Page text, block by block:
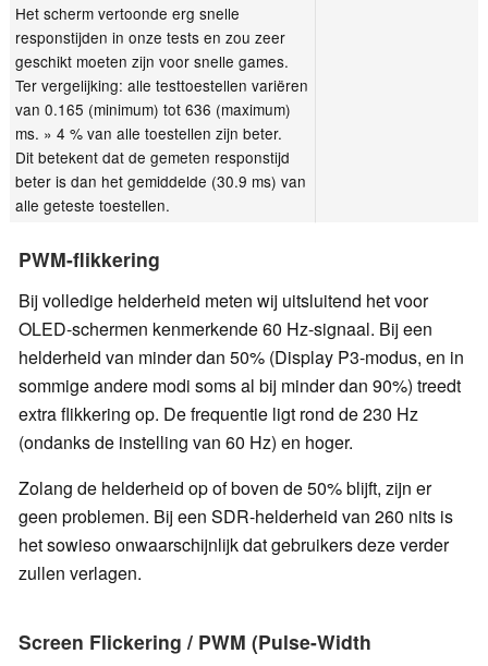
Het scherm vertoonde erg snelle
responstijden in onze tests en zou zeer
geschikt moeten zijn voor snelle games.
Ter vergelijking: alle testtoestellen variëren
van 0.165 (minimum) tot 636 (maximum)
ms. » 4 % van alle toestellen zijn beter.
Dit betekent dat de gemeten responstijd
beter is dan het gemiddelde (30.9 ms) van
alle geteste toestellen.
PWM-flikkering
Bij volledige helderheid meten wij uitsluitend het voor
OLED-schermen kenmerkende 60 Hz-signaal. Bij een
helderheid van minder dan 50% (Display P3-modus, en in
sommige andere modi soms al bij minder dan 90%) treedt
extra flikkering op. De frequentie ligt rond de 230 Hz
(ondanks de instelling van 60 Hz) en hoger.
Zolang de helderheid op of boven de 50% blijft, zijn er
geen problemen. Bij een SDR-helderheid van 260 nits is
het sowieso onwaarschijnlijk dat gebruikers deze verder
zullen verlagen.
Screen Flickering / PWM (Pulse-Width